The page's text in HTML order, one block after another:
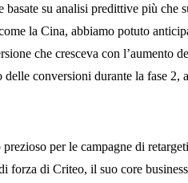
su analisi predittive più che
la Cina, abbiamo potuto
che cresceva con l’aumento
conversioni durante la fase 2,
per le campagne di
forza di Criteo, il suo core